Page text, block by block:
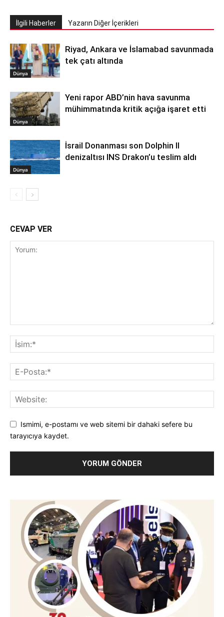
İlgili Haberler Yazarın Diğer İçerikleri
Dünya
Riyad, Ankara ve İslamabad savunmada
tek çatı altında
Dünya
Yeni rapor ABD’nin hava savunma
mühimmatında kritik açığa işaret etti
Dünya
İsrail Donanması son Dolphin II
denizaltısı INS Drakon’u teslim aldı
CEVAP VER
Ismimi, e-postamı ve web sitemi bir dahaki sefere bu
tarayıcıya kaydet.